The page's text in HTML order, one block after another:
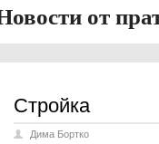
от
Стройка
Дима Бортко